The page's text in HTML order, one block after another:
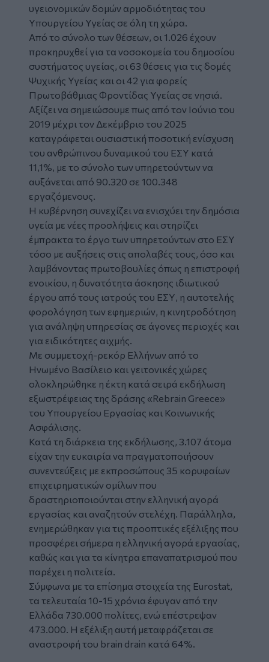
υγειονομικών δομών αρμοδιότητας του
Υπουργείου Υγείας σε όλη τη χώρα.
Από το σύνολο των θέσεων, οι 1.026 έχουν
προκηρυχθεί για τα νοσοκομεία του δημοσίου
συστήματος υγείας, οι 63 θέσεις για τις δομές
Ψυχικής Υγείας και οι 42 για φορείς
Πρωτοβάθμιας Φροντίδας Υγείας σε νησιά.
Αξίζει να σημειώσουμε πως από τον Ιούνιο του
2019 μέχρι τον Δεκέμβριο του 2025
καταγράφεται ουσιαστική ποσοτική ενίσχυση
του ανθρώπινου δυναμικού του ΕΣΥ κατά
11,1%, με το σύνολο των υπηρετούντων να
αυξάνεται από 90.320 σε 100.348
εργαζόμενους.
Η κυβέρνηση συνεχίζει να ενισχύει την δημόσια
υγεία με νέες προσλήψεις και στηρίζει
έμπρακτα το έργο των υπηρετούντων στο ΕΣΥ
τόσο με αυξήσεις στις απολαβές τους, όσο και
λαμβάνοντας πρωτοβουλίες όπως η επιστροφή
ενοικίου, η δυνατότητα άσκησης ιδιωτικού
έργου από τους ιατρούς του ΕΣΥ, η αυτοτελής
φορολόγηση των εφημεριών, η κινητροδότηση
για ανάληψη υπηρεσίας σε άγονες περιοχές και
για ειδικότητες αιχμής.
Με συμμετοχή-ρεκόρ Ελλήνων από το
Ηνωμένο Βασίλειο και γειτονικές χώρες
ολοκληρώθηκε η έκτη κατά σειρά εκδήλωση
εξωστρέφειας της δράσης «Rebrain Greece»
του Υπουργείου Εργασίας και Κοινωνικής
Ασφάλισης.
Κατά τη διάρκεια της εκδήλωσης, 3.107 άτομα
είχαν την ευκαιρία να πραγματοποιήσουν
συνεντεύξεις με εκπροσώπους 35 κορυφαίων
επιχειρηματικών ομίλων που
δραστηριοποιούνται στην ελληνική αγορά
εργασίας και αναζητούν στελέχη. Παράλληλα,
ενημερώθηκαν για τις προοπτικές εξέλιξης που
προσφέρει σήμερα η ελληνική αγορά εργασίας,
καθώς και για τα κίνητρα επαναπατρισμού που
παρέχει η πολιτεία.
Σύμφωνα με τα επίσημα στοιχεία της Eurostat,
τα τελευταία 10-15 χρόνια έφυγαν από την
Ελλάδα 730.000 πολίτες, ενώ επέστρεψαν
473.000. Η εξέλιξη αυτή μεταφράζεται σε
αναστροφή του brain drain κατά 64%.